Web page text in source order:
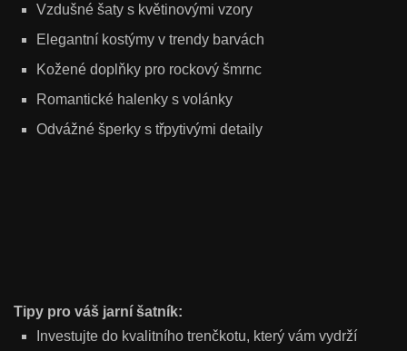
Vzdušné šaty s květinovými vzory
Elegantní kostýmy v trendy barvách
Kožené doplňky pro rockový šmrnc
Romantické halenky s volánky
Odvážné šperky s třpytivými detaily
Tipy pro váš jarní šatník:
Investujte do kvalitního trenčkotu, který vám vydrží